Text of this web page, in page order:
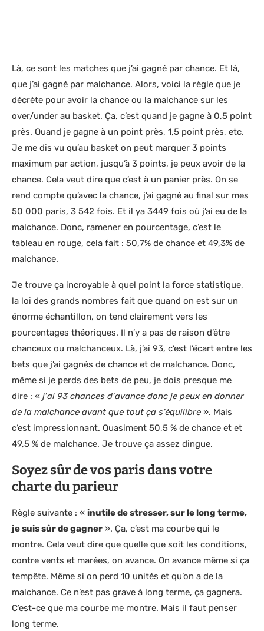
Là, ce sont les matches que j’ai gagné par chance. Et là,
que j’ai gagné par malchance. Alors, voici la règle que je
décrète pour avoir la chance ou la malchance sur les
over/under au basket. Ça, c’est quand je gagne à 0,5 point
près. Quand je gagne à un point près, 1,5 point près, etc.
Je me dis vu qu’au basket on peut marquer 3 points
maximum par action, jusqu’à 3 points, je peux avoir de la
chance. Cela veut dire que c’est à un panier près. On se
rend compte qu’avec la chance, j’ai gagné au final sur mes
50 000 paris, 3 542 fois. Et il ya 3449 fois où j’ai eu de la
malchance. Donc, ramener en pourcentage, c’est le
tableau en rouge, cela fait : 50,7% de chance et 49,3% de
malchance.
Je trouve ça incroyable à quel point la force statistique,
la loi des grands nombres fait que quand on est sur un
énorme échantillon, on tend clairement vers les
pourcentages théoriques. Il n’y a pas de raison d’être
chanceux ou malchanceux. Là, j’ai 93, c’est l’écart entre les
bets que j’ai gagnés de chance et de malchance. Donc,
même si je perds des bets de peu, je dois presque me
dire : « j’ai 93 chances d’avance donc je peux en donner
de la malchance avant que tout ça s’équilibre ». Mais
c’est impressionnant. Quasiment 50,5 % de chance et et
49,5 % de malchance. Je trouve ça assez dingue.
Soyez sûr de vos paris dans votre
charte du parieur
Règle suivante : « inutile de stresser, sur le long terme,
je suis sûr de gagner ». Ça, c’est ma courbequi le
montre. Cela veut dire que quelle que soit les conditions,
contre vents et marées, on avance. On avance même si ça
tempête. Même si on perd 10 unités et qu’on a de la
malchance. Ce n’est pas grave à long terme, ça gagnera.
C’est-ce que ma courbe me montre. Mais il faut penser
long terme.